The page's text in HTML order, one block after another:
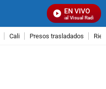
EN VIVO
Señal Visual Radio
Cali Presos trasladados